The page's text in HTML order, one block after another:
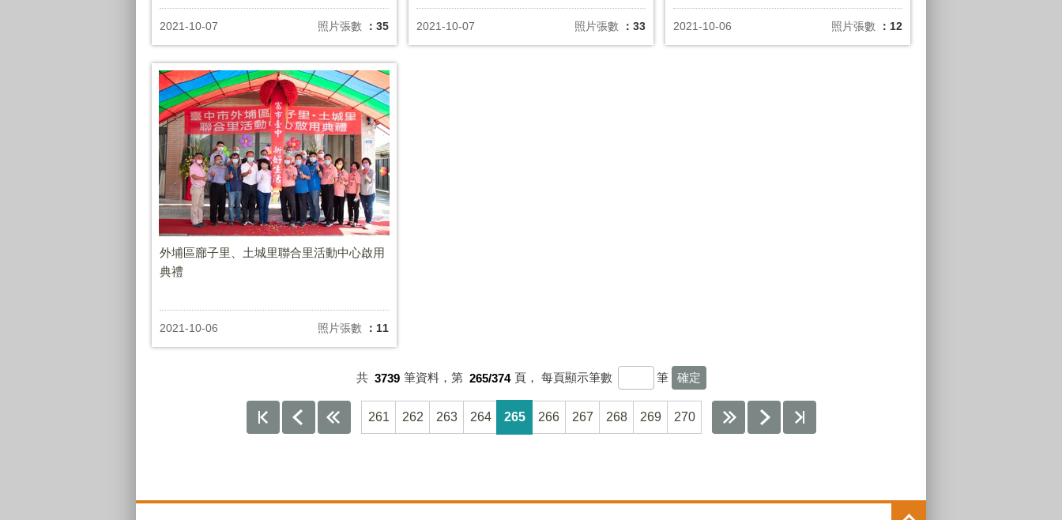
2021-10-07 照片張數 ：35 2021-10-07 照片張數 ：33 2021-10-06 照片張數 ：12
外埔區廍子里、土城里聯合里活動中心啟用
典禮
2021-10-06 照片張數 ：11
共 3739 筆資料，第 265/374 頁， 每頁顯示筆數 筆
261 262 263 264 265 266 267 268 269 270